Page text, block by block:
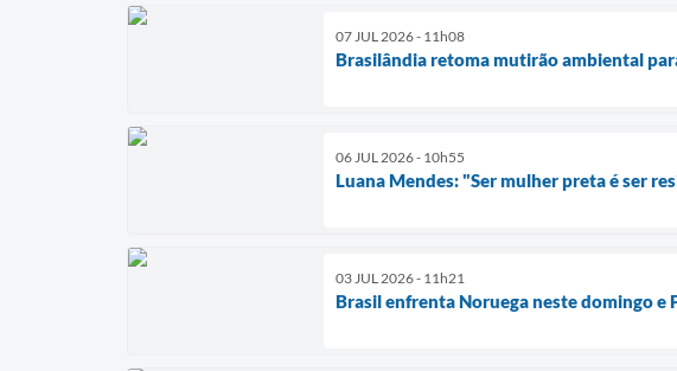
07 JUL 2026 - 11h08
Brasilândia retoma mutirão ambiental
06 JUL 2026 - 10h55
Luana Mendes: "Ser mulher preta é ser
03 JUL 2026 - 11h21
Brasil enfrenta Noruega neste domingo